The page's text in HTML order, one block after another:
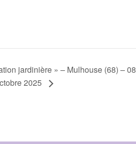
jardinière » – Mulhouse (68) – 08
2025